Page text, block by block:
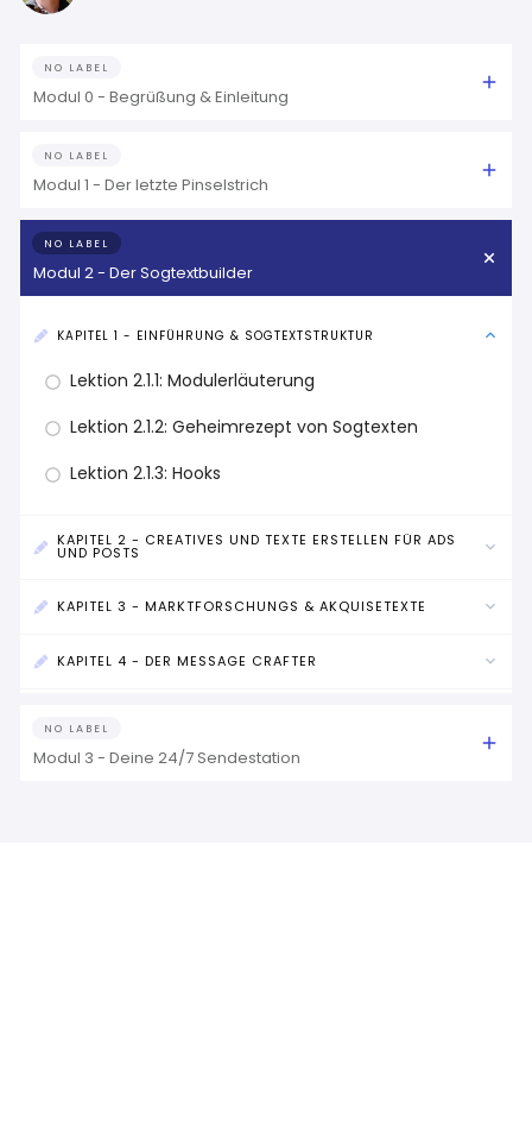
NO LABEL
Modul 0 - Begrüßung & Einleitung
NO LABEL
Modul 1 - Der letzte Pinselstrich
NO LABEL
Modul 2 - Der Sogtextbuilder
KAPITEL 1 - EINFÜHRUNG & SOGTEXTSTRUKTUR
Lektion 2.1.1: Modulerläuterung
Lektion 2.1.2: Geheimrezept von Sogtexten
Lektion 2.1.3: Hooks
KAPITEL 2 - CREATIVES UND TEXTE ERSTELLEN FÜR ADS
UND POSTS
KAPITEL 3 - MARKTFORSCHUNGS & AKQUISETEXTE
KAPITEL 4 - DER MESSAGE CRAFTER
NO LABEL
Modul 3 - Deine 24/7 Sendestation